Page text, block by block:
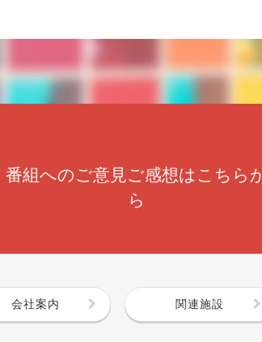
番組へのご意見ご感想はこちら
ら
会社案内 関連施設